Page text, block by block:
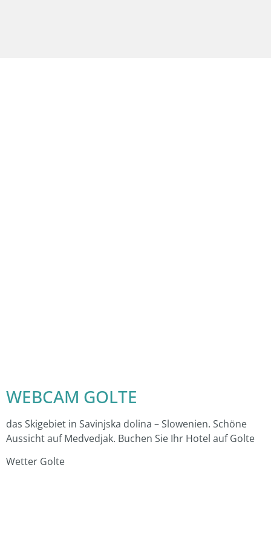
WEBCAM GOLTE
das Skigebiet in Savinjska dolina – Slowenien. Schöne
Aussicht auf Medvedjak. Buchen Sie Ihr Hotel auf Golte
Wetter Golte